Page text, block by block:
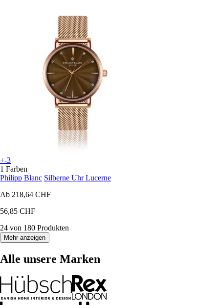
+-3
1 Farben
Philipp Blanc Silberne Uhr Lucerne
Ab 218,64 CHF
56,85 CHF
24 von 180 Produkten
Mehr anzeigen
Alle unsere Marken